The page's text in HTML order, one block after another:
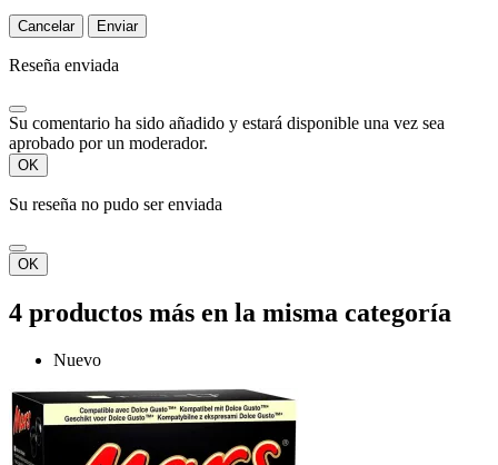
Cancelar Enviar
Reseña enviada
Su comentario ha sido añadido y estará disponible una vez sea
aprobado por un moderador.
OK
Su reseña no pudo ser enviada
OK
4 productos más en la misma categoría
Nuevo